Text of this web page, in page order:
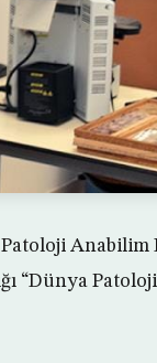
Anabilim
“Dünya